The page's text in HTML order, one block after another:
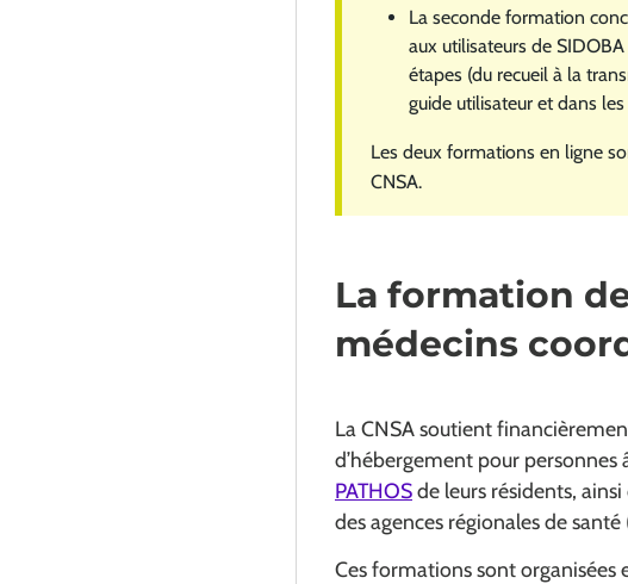
La seconde formation
aux utilisateurs de
étapes (du recueil à la
guide utilisateur et dans
Les deux formations en ligne
CNSA.
La formation
médecins
La CNSA soutient
d’hébergement pour personnes
PATHOSde leurs résidents,
des agences régionales de santé
Ces formations sont organisées